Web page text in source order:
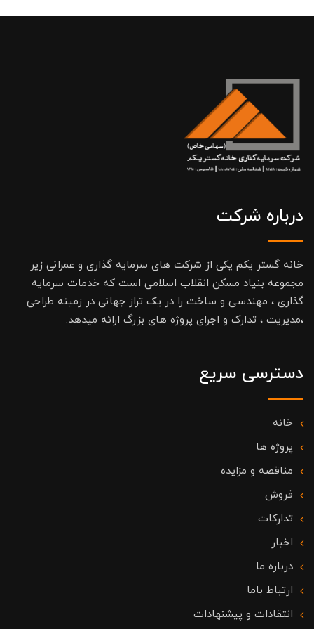
درباره شرکت
خانه گستر یکم یکی از شرکت های سرمایه گذاری و عمرانی زیر
مجموعه بنیاد مسکن انقلاب اسلامی است که خدمات سرمایه
گذاری ، مهندسی و ساخت را در یک تراز جهانی در زمینه طراحی
،مدیریت ، تدارک و اجرای پروژه های بزرگ ارائه میدهد.
دسترسی سریع
خانه
پروژه ها
مناقصه و مزایده
فروش
تدارکات
اخبار
درباره ما
ارتباط باما
انتقادات و پیشنهادات